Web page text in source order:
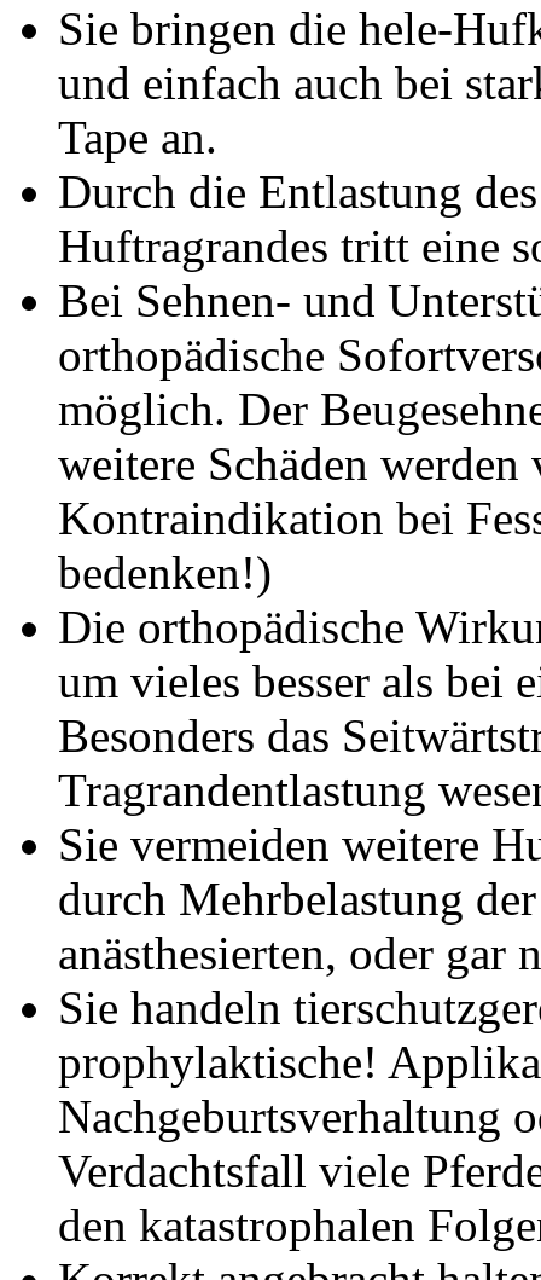
Sie bringen die hele-
und einfach auch bei
Tape an.
Durch die Entlastung
Huftragrandes tritt eine
Bei Sehnen- und
orthopädische
möglich. Der
weitere Schäden
Kontraindikation bei
bedenken!)
Die orthopädische
um vieles besser als bei
Besonders das
Tragrandentlastung
Sie vermeiden weitere
durch Mehrbelastung
anästhesierten, oder gar
Sie handeln
prophylaktische!
Nachgeburtsverhaltung
Verdachtsfall viele
den katastrophalen